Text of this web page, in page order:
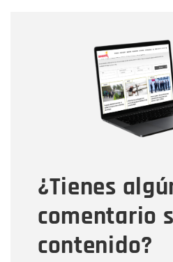
¿Tienes
comentario
contenido?
Correo electrónico
Tipo de comentario
Mensaje